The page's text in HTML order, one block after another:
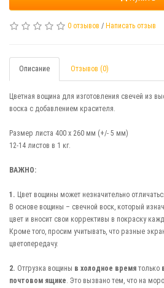
0 отзывов / Написать отзыв
Описание Отзывов (0)
Цветная вощина для изготовления свечей из
воска с добавлением красителя.
Размер листа 400 х 260 мм (+/- 5 мм)
12-14 листов в 1 кг.
ВАЖНО:
1. Цвет вощины может незначительно
В основе вощины – свечной воск, который
цвет и вносит свои коррективы в покраску
Кроме того, просим учитывать, что разные
цветопередачу.
2. Отгрузка вощины в холодное время только
почтовом ящике. Это вызвано тем, что на